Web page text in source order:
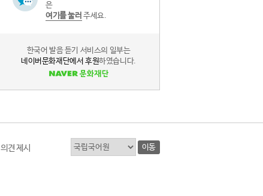
은
여기를 눌러 주세요.
한국어 발음 듣기 서비스의 일부는
네이버문화재단에서 후원하였습니다.
의견 제시 이동